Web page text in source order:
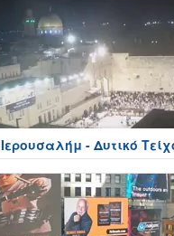
Ιερουσαλήμ - Δυτικό